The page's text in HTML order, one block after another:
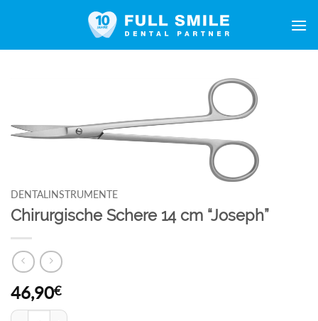
DENTALINSTRUMENTE
Chirurgische Schere 14 cm “Joseph”
46,90€
Chirurgische Schere 14 cm "Joseph" Menge